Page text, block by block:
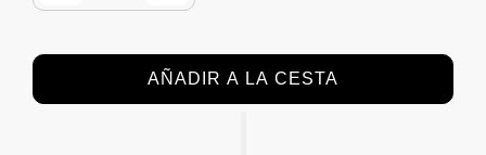
AÑADIR A LA CESTA